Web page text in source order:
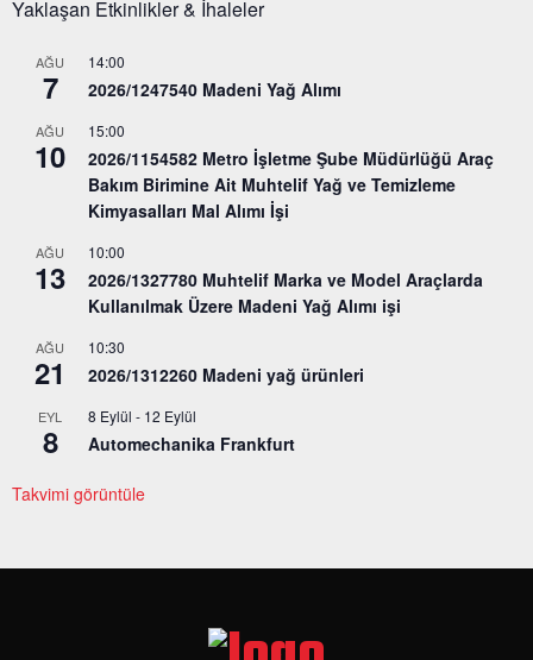
Yaklaşan Etkinlikler & İhaleler
AĞU
7
14:00
2026/1247540 Madeni Yağ Alımı
AĞU
10
15:00
2026/1154582 Metro İşletme Şube Müdürlüğü Araç
Bakım Birimine Ait Muhtelif Yağ ve Temizleme
Kimyasalları Mal Alımı İşi
AĞU
13
10:00
2026/1327780 Muhtelif Marka ve Model Araçlarda
Kullanılmak Üzere Madeni Yağ Alımı işi
AĞU
21
10:30
2026/1312260 Madeni yağ ürünleri
EYL
8
8 Eylül - 12 Eylül
Automechanika Frankfurt
Takvimi görüntüle